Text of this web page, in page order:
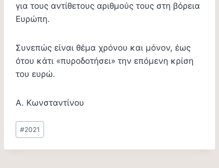
για τους αντίθετους αριθμούς τους στη βόρεια
Ευρώπη.
Συνεπώς είναι θέμα χρόνου και μόνον, έως
ότου κάτι «πυροδοτήσει» την επόμενη κρίση
του ευρώ.
Α. Κωνσταντίνου
Post
Tags:
#2021